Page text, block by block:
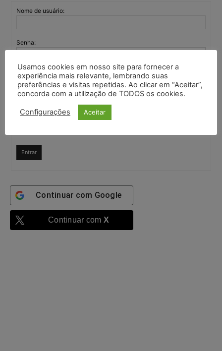
Nome de usuário:
Senha:
Mantenha-me
autenticado
Confirme que você é uma pessoa
0 + 2 =
Entrar
Continuar com Google
Continuar com X
Usamos cookies em nosso site para fornecer a
experiência mais relevante, lembrando suas
preferências e visitas repetidas. Ao clicar em “Aceitar”,
concorda com a utilização de TODOS os cookies.
Configurações Aceitar